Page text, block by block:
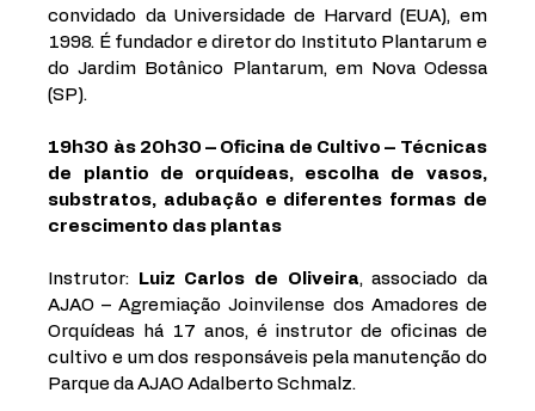
convidado da Universidade de Harvard (EUA), em
1998. É fundador e diretor do Instituto Plantarum e
do Jardim Botânico Plantarum, em Nova Odessa
(SP).
19h30 às 20h30 – Oficina de Cultivo – Técnicas
de plantio de orquídeas, escolha de vasos,
substratos, adubação e diferentes formas de
crescimento das plantas
Instrutor: Luiz Carlos de Oliveira, associado da
AJAO – Agremiação Joinvilense dos Amadores de
Orquídeas há 17 anos, é instrutor de oficinas de
cultivo e um dos responsáveis pela manutenção do
Parque da AJAO Adalberto Schmalz.